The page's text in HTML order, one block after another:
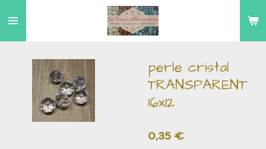
au
perle cristal
TRANSPARENT
16x12
0,35 €